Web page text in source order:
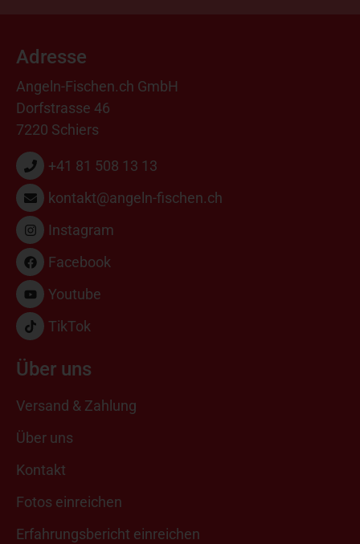
Adresse
Angeln-Fischen.ch GmbH
Dorfstrasse 46
7220 Schiers
+41 81 508 13 13
kontakt@angeln-fischen.ch
Instagram
Facebook
Youtube
TikTok
Über uns
Versand & Zahlung
Über uns
Kontakt
Fotos einreichen
Erfahrungsbericht einreichen